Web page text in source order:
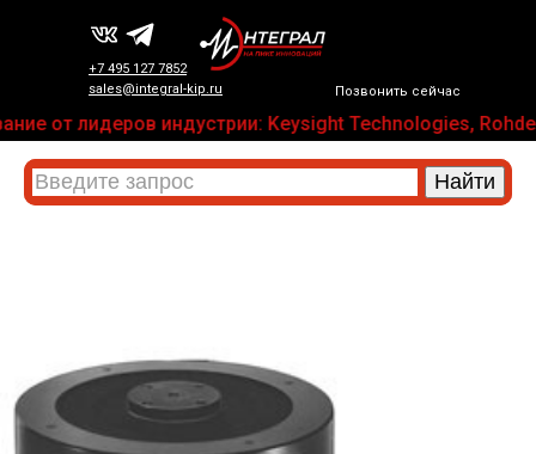
Позвонить сейчас
+7 495 127 7852
sales@integral-kip.ru
от лидеров индустрии: Keysight Technologies, Rohde